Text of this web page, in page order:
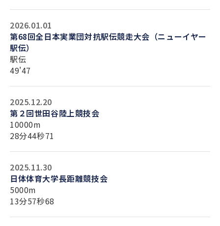
2026.01.01
第68回全日本実業団対抗駅伝競走大会（ニューイヤー
駅伝）
駅伝
49'47
2025.12.20
第２回世田谷陸上競技会
10000m
28分44秒71
2025.11.30
日体体育大学長距離競技会
5000m
13分57秒68